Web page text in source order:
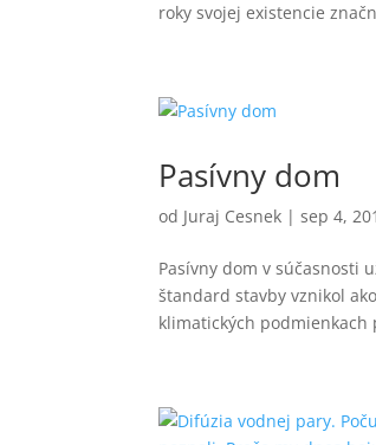
roky svojej existencie
Pasívny dom
od Juraj Cesnek |sep 4,
Pasívny dom v súčasnosti
štandard stavby vznikol
klimatických